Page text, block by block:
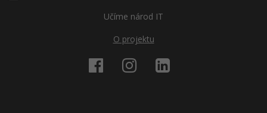
Učíme národ IT
O projektu